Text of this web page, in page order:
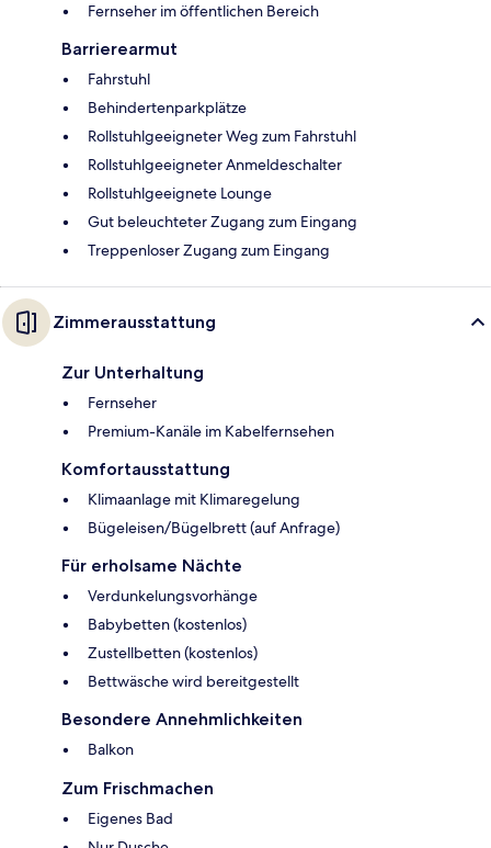
Fernseher im öffentlichen Bereich
Barrierearmut
Fahrstuhl
Behindertenparkplätze
Rollstuhlgeeigneter Weg zum Fahrstuhl
Rollstuhlgeeigneter Anmeldeschalter
Rollstuhlgeeignete Lounge
Gut beleuchteter Zugang zum Eingang
Treppenloser Zugang zum Eingang
Zimmerausstattung
Zur Unterhaltung
Fernseher
Premium-Kanäle im Kabelfernsehen
Komfortausstattung
Klimaanlage mit Klimaregelung
Bügeleisen/Bügelbrett (auf Anfrage)
Für erholsame Nächte
Verdunkelungsvorhänge
Babybetten (kostenlos)
Zustellbetten (kostenlos)
Bettwäsche wird bereitgestellt
Besondere Annehmlichkeiten
Balkon
Zum Frischmachen
Eigenes Bad